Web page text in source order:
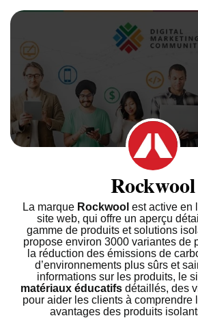
Rockwool
La marque Rockwool est active en
site web, qui offre un aperçu
gamme de produits et solutions
propose environ 3000 variantes de
la réduction des émissions de
d’environnements plus sûrs et
informations sur les produits, le
matériaux éducatifs détaillés, des
pour aider les clients à comprendre
avantages des produits